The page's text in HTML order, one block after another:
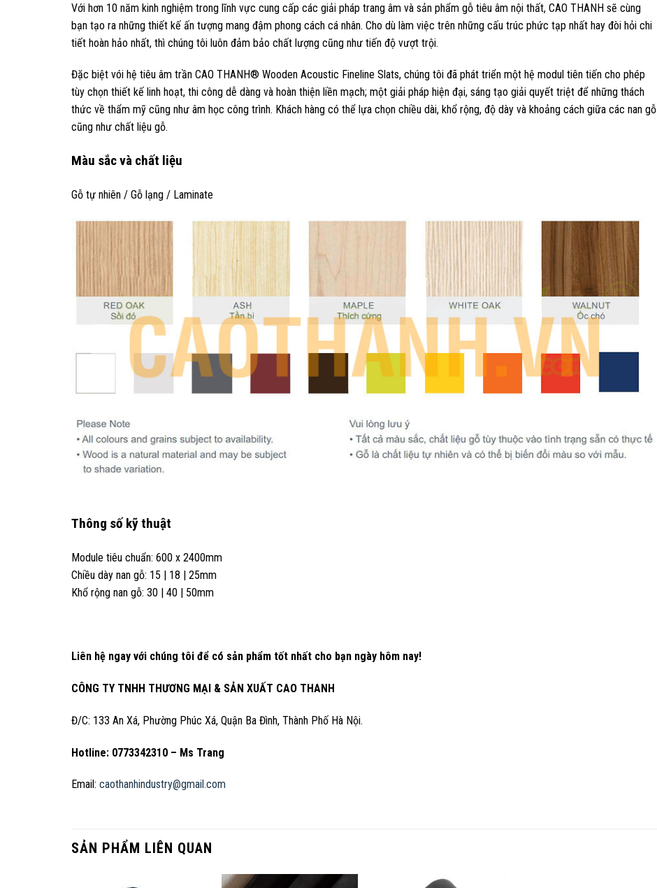
Với hơn 10 năm kinh nghiệm trong lĩnh vực cung cấp các giải pháp trang âm và sản phẩm gỗ tiêu âm nội thất, CAO THANH sẽ cùng
bạn tạo ra những thiết kế ấn tượng mang đậm phong cách cá nhân. Cho dù làm việc trên những cấu trúc phức tạp nhất hay đòi hỏi chi
tiết hoàn hảo nhất, thì chúng tôi luôn đảm bảo chất lượng cũng như tiến độ vượt trội.
Đặc biệt vói hệ tiêu âm trần CAO THANH® Wooden Acoustic Fineline Slats, chúng tôi đã phát triển một hệ modul tiên tiến cho phép
tùy chọn thiết kế linh hoạt, thi công dễ dàng và hoàn thiện liền mạch; một giải pháp hiện đại, sáng tạo giải quyết triệt để những thách
thức về thẩm mỹ cũng như âm học công trình. Khách hàng có thể lựa chọn chiều dài, khổ rộng, độ dày và khoảng cách giữa các nan gỗ
cũng như chất liệu gỗ.
Màu sắc và chất liệu
Gỗ tự nhiên / Gỗ lạng / Laminate
Thông số kỹ thuật
Module tiêu chuẩn: 600 x 2400mm
Chiều dày nan gỗ: 15 | 18 | 25mm
Khổ rộng nan gỗ: 30 | 40 | 50mm
Liên hệ ngay với chúng tôi để có sản phẩm tốt nhất cho bạn ngày hôm nay!
CÔNG TY TNHH THƯƠNG MẠI & SẢN XUẤT CAO THANH
Đ/C: 133 An Xá, Phường Phúc Xá, Quận Ba Đình, Thành Phố Hà Nội.
Hotline: 0773342310 – Ms Trang
Email: caothanhindustry@gmail.com
SẢN PHẨM LIÊN QUAN